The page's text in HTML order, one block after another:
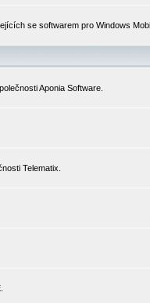
se softwarem pro Windows
Aponia Software.
Telematix.